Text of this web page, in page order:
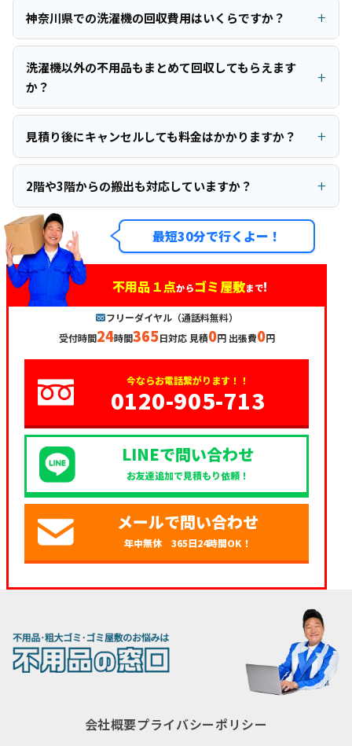
神奈川県での洗濯機の回収費用はいくらですか？
洗濯機以外の不用品もまとめて回収してもらえます
か？
見積り後にキャンセルしても料金はかかりますか？
2階や3階からの搬出も対応していますか？
最短30分で行くよー！
不用品１点からゴミ屋敷まで!
フリーダイヤル（通話料無料）
受付時間24時間365日対応 見積0円 出張費0円
今ならお電話繋がります！！
0120-905-713
LINEで問い合わせ
お友達追加で見積もり依頼！
メールで問い合わせ
年中無休 365日24時間OK！
会社概要プライバシーポリシー